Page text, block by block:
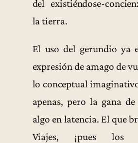
del existiéndose-
la tierra.
El uso del gerundio ya
expresión de amago de
lo conceptual
apenas, pero la gana de
algo en latencia. El que
Viajes, ¡pues los